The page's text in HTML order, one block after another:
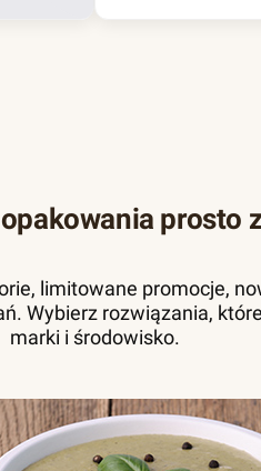
prosto
limitowane promocje,
Wybierz rozwiązania,
marki i środowisko.